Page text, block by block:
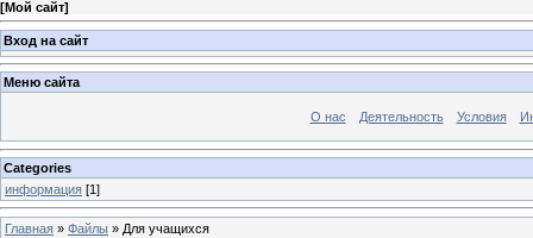
[Мой сайт]
Вход на сайт
Меню сайта
О нас Деятельность Условия
Categories
информация [1]
Главная » Файлы » Для учащихся